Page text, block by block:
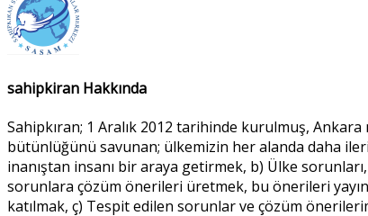
sahipkiran Hakkında
Sahipkıran; 1 Aralık 2012 tarihinde kurulmuş,
bütünlüğünü savunan; ülkemizin her alanda daha
inanıştan insanı bir araya getirmek, b) Ülke
sorunlara çözüm önerileri üretmek, bu önerileri
katılmak, ç) Tespit edilen sorunlar ve çözüm